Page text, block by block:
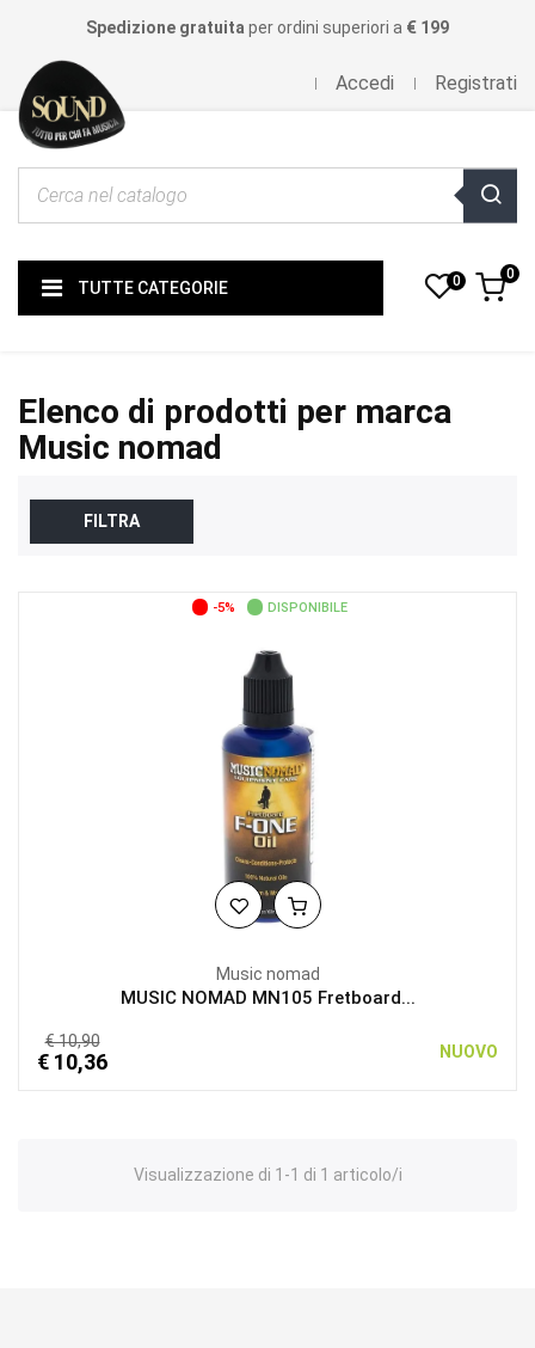
Spedizione gratuita per ordini superiori a € 199
Accedi Registrati
TUTTE CATEGORIE 0 0
Elenco di prodotti per marca
Music nomad
FILTRA
-5% DISPONIBILE
Music nomad
MUSIC NOMAD MN105 Fretboard...
€ 10,90
€ 10,36 NUOVO
Visualizzazione di 1-1 di 1 articolo/i